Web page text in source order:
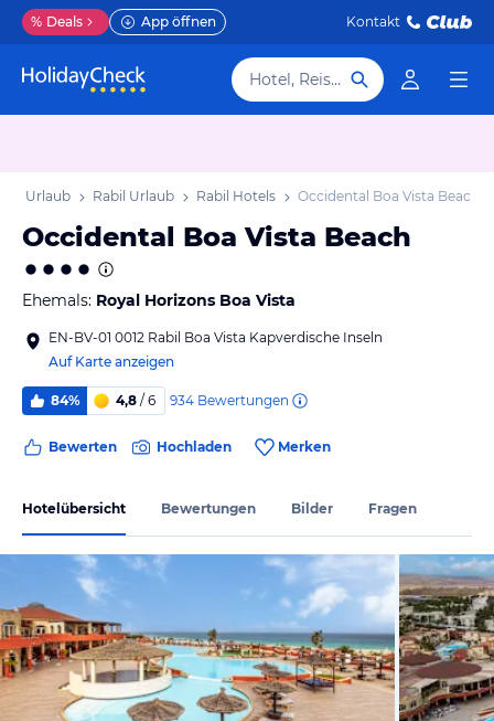
% Deals App öffnen Kontakt
Hotel, Reiseziel
Urlaub Rabil Urlaub Rabil Hotels Occidental Boa Vista Beach
Occidental Boa Vista Beach
Ehemals: Royal Horizons Boa Vista
EN-BV-01 0012 Rabil Boa Vista Kapverdische Inseln
Auf Karte anzeigen
84% 4,8 / 6 934 Bewertungen
Bewerten Hochladen Merken
Hotelübersicht Bewertungen Bilder Fragen